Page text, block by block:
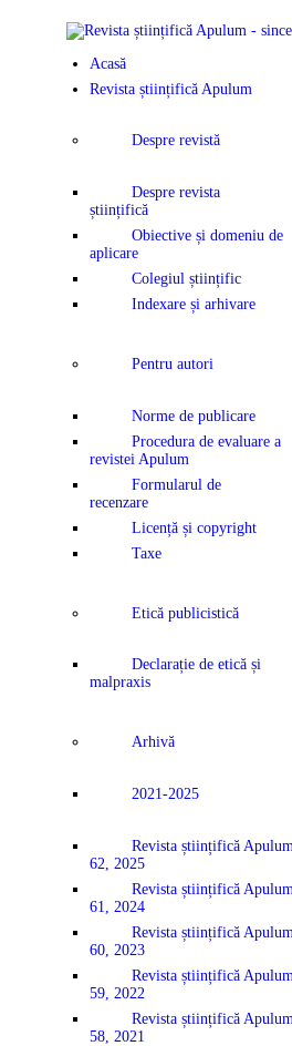
Acasă
Revista științifică Apulum
Despre revistă
Despre revista
științifică
Obiective și domeniu de
aplicare
Colegiul științific
Indexare și arhivare
Pentru autori
Norme de publicare
Procedura de evaluare a
revistei Apulum
Formularul de
recenzare
Licență și copyright
Taxe
Etică publicistică
Declarație de etică și
malpraxis
Arhivă
2021-2025
Revista științifică
62, 2025
Revista științifică
61, 2024
Revista științifică
60, 2023
Revista științifică
59, 2022
Revista științifică
58, 2021